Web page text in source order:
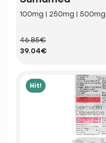
100mg | 250mg |
46.85€
39.04€
Hit!